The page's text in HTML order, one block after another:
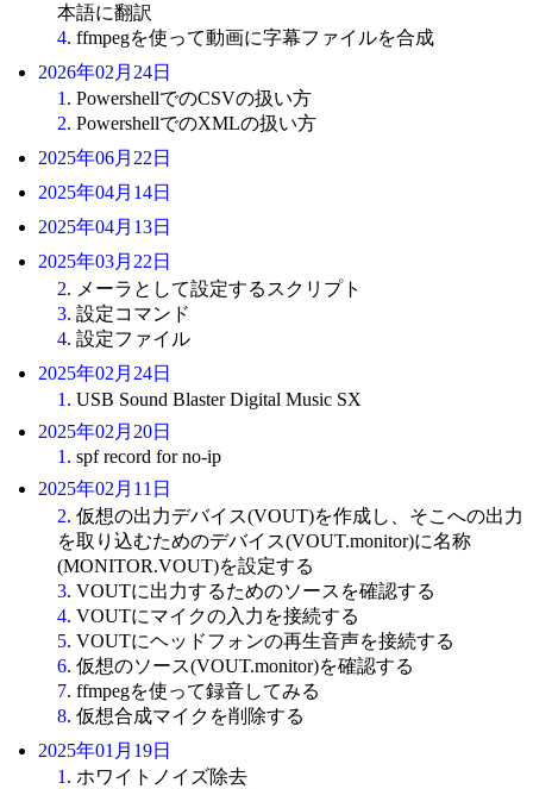
本語に翻訳
4. ffmpegを使って動画に字幕ファイルを合成
2026年02月24日
1 . PowershellでのCSVの扱い方
2. PowershellでのXMLの扱い方
2025年06月22日
2025年04月14日
2025年04月13日
2025年03月22日
2. メーラとして設定するスクリプト
3. 設定コマンド
4. 設定ファイル
2025年02月24日
1 . USB Sound Blaster Digital Music SX
2025年02月20日
1 . spf record for no-ip
2025年02月11日
2. 仮想の出力デバイス(VOUT)を作成し、そこへの出力
を取り込むためのデバイス(VOUT.monitor)に名称
(MONITOR.VOUT)を設定する
3. VOUTに出力するためのソースを確認する
4. VOUTにマイクの入力を接続する
5. VOUTにヘッドフォンの再生音声を接続する
6. 仮想のソース(VOUT.monitor)を確認する
7. ffmpegを使って録音してみる
8. 仮想合成マイクを削除する
2025年01月19日
1 . ホワイトノイズ除去